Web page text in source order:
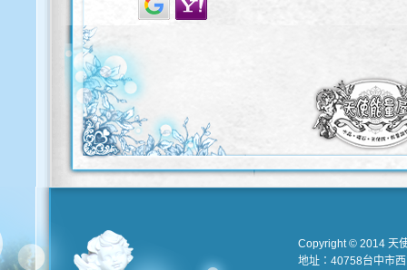
Copyright © 2014 天
地址：40758台中市